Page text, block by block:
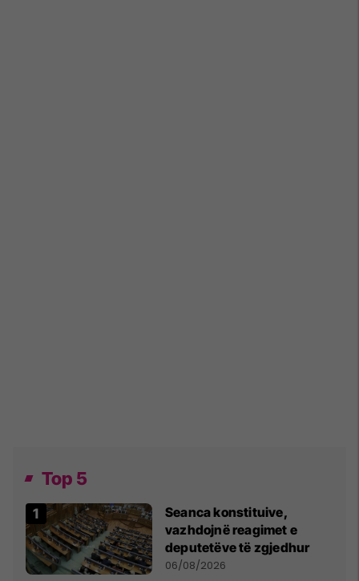
Top 5
Seanca konstituive,
vazhdojnë reagimet e
deputetëve të zgjedhur
06/08/2026